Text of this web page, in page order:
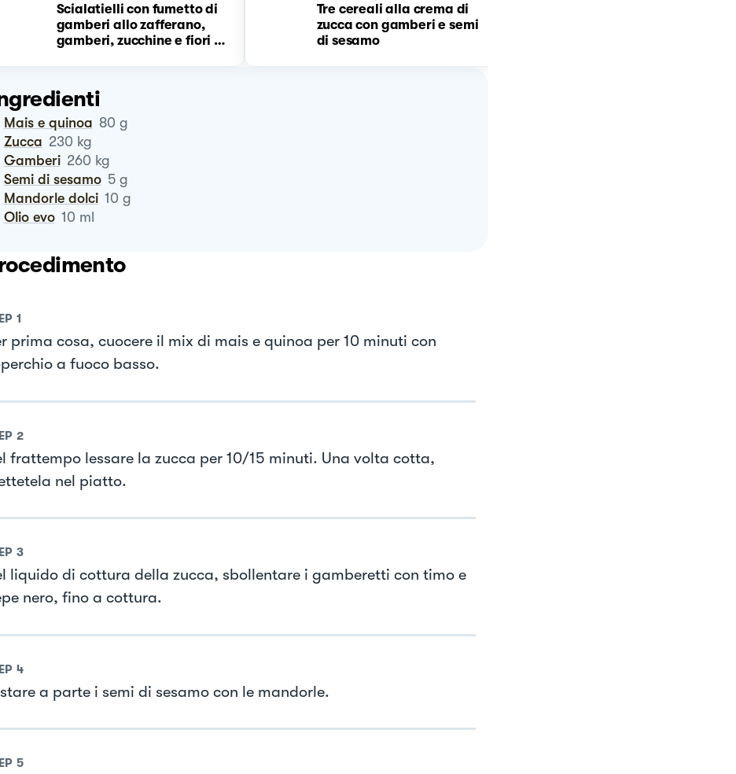
Scialatielli con fumetto di
gamberi allo zafferano,
gamberi, zucchine e fiori di
Tre cereali alla crema di
zucca con gamberi e semi
di sesamo
Mais e quinoa 80 g
Zucca 230 kg
Gamberi 260 kg
Semi di sesamo 5 g
Mandorle dolci 10 g
Olio evo 10 ml
1
prima cosa, cuocere il mix di mais e quinoa per 10 minuti con
a fuoco basso.
2
frattempo lessare la zucca per 10/15 minuti. Una volta cotta,
nel piatto.
3
liquido di cottura della zucca, sbollentare i gamberetti con timo e
nero, fino a cottura.
4
a parte i semi di sesamo con le mandorle.
5